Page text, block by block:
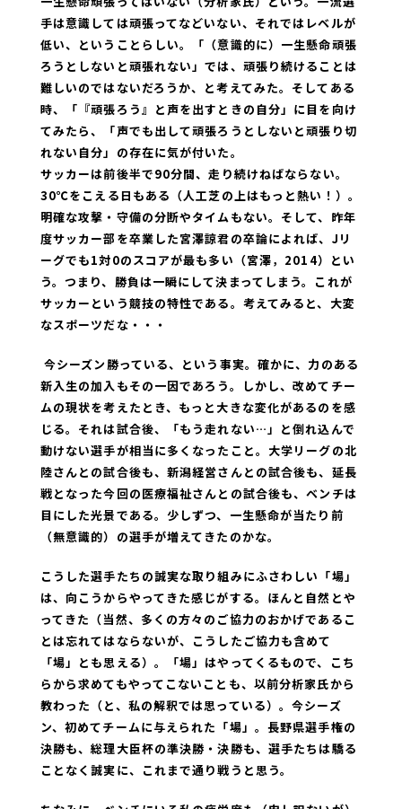
手は意識しては頑張ってなどいない、それではレベルが
低い、ということらしい。「（意識的に）一生懸命頑張
ろうとしないと頑張れない」では、頑張り続けることは
難しいのではないだろうか、と考えてみた。そしてある
時、「『頑張ろう』と声を出すときの自分」に目を向け
てみたら、「声でも出して頑張ろうとしないと頑張り切
れない自分」の存在に気が付いた。
サッカーは前後半で90分間、走り続けねばならない。
30℃をこえる日もある（人工芝の上はもっと熱い！）。
明確な攻撃・守備の分断やタイムもない。そして、昨年
度サッカー部を卒業した宮澤諒君の卒論によれば、Jリ
ーグでも1対0のスコアが最も多い（宮澤，2014）とい
う。つまり、勝負は一瞬にして決まってしまう。これが
サッカーという競技の特性である。考えてみると、大変
なスポーツだな・・・
今シーズン勝っている、という事実。確かに、力のある
新入生の加入もその一因であろう。しかし、改めてチー
ムの現状を考えたとき、もっと大きな変化があるのを感
じる。それは試合後、「もう走れない…」と倒れ込んで
動けない選手が相当に多くなったこと。大学リーグの北
陸さんとの試合後も、新潟経営さんとの試合後も、延長
戦となった今回の医療福祉さんとの試合後も、ベンチは
目にした光景である。 少しずつ、一生懸命が当たり前
（無意識的）の選手が増えてきたのかな。
こうした選手たちの誠実な取り組みにふさわしい「場」
は、向こうからやってきた感じがする。ほんと自然とや
ってきた（当然、多くの方々のご協力のおかげであるこ
とは忘れてはならないが、こうしたご協力も含めて
「場」とも思える）。「場」はやってくるもので、こち
らから求めてもやってこないことも、以前分析家氏から
教わった（と、私の解釈では思っている）。今シーズ
ン、初めてチームに与えられた「場」。長野県選手権の
決勝も、総理大臣杯の準決勝・決勝も、選手たちは驕る
ことなく誠実に、これまで通り戦うと思う。